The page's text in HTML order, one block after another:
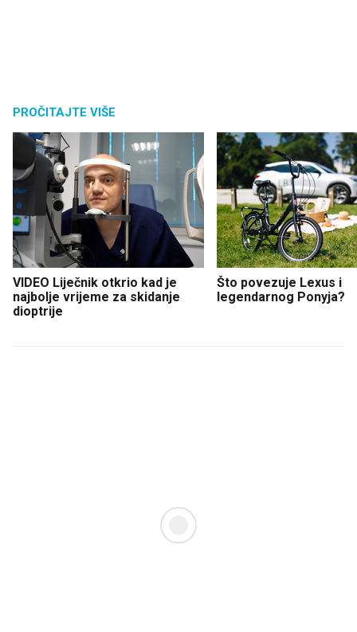
PROČITAJTE VIŠE
VIDEO Liječnik otkrio kad je
najbolje vrijeme za skidanje
dioptrije
Što povezuje Lexus i
legendarnog Ponyja?